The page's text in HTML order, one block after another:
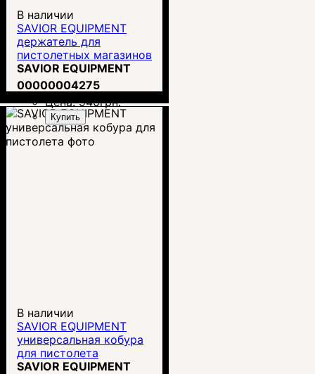
В наличии
SAVIOR EQUIPMENT
держатель для
пистолетных магазинов
SAVIOR EQUIPMENT
00000004275
Цена:940грн.
Купить
В наличии
SAVIOR EQUIPMENT
универсальная кобура
для пистолета
SAVIOR EQUIPMENT